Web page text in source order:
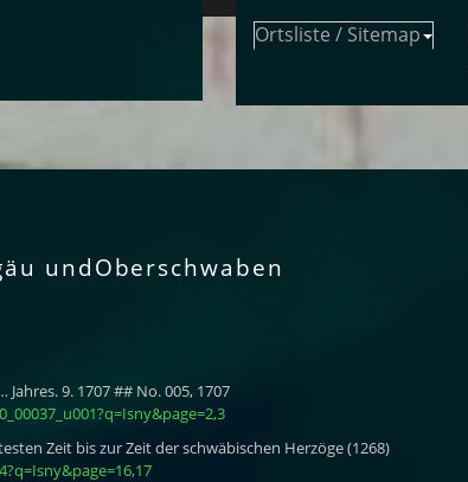
Ortsliste / Sitemap
undOberschwaben
9. 1707 ## No. 005, 1707
Zeit bis zur Zeit der schwäbischen Herzöge (1268)